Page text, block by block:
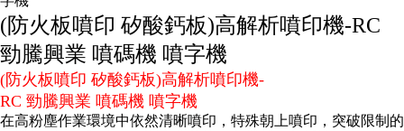
(防火板噴印 矽酸鈣板)高解析噴印機-RC
勁騰興業 噴碼機 噴字機
(防火板噴印 矽酸鈣板)高解析噴印機-
RC 勁騰興業 噴碼機 噴字機
在高粉塵作業環境中依然清晰噴印，特殊朝上噴印，突破限制的